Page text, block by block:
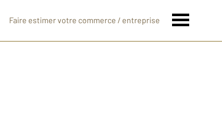
Faire estimer votre commerce / entreprise